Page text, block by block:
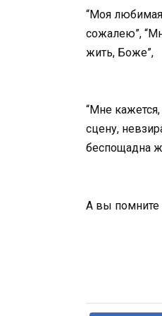
“Моя любимая
сожалею”,
жить, Боже”,
“Мне
сцену,
беспощадна
А вы помните